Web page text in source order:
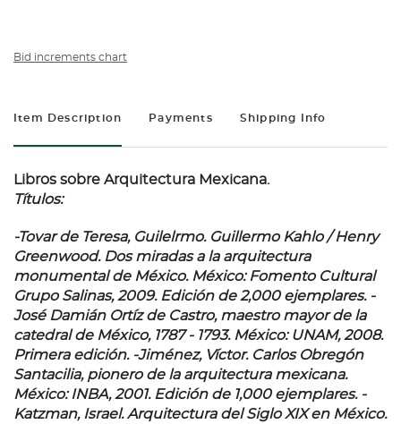
Bid increments chart
Item Description Payments Shipping Info
Libros sobre Arquitectura Mexicana.
Títulos:
-Tovar de Teresa, Guilelrmo. Guillermo Kahlo / Henry
Greenwood. Dos miradas a la arquitectura
monumental de México. México: Fomento Cultural
Grupo Salinas, 2009. Edición de 2,000 ejemplares. -
José Damián Ortíz de Castro, maestro mayor de la
catedral de México, 1787 - 1793. México: UNAM, 2008.
Primera edición. -Jiménez, Víctor. Carlos Obregón
Santacilia, pionero de la arquitectura mexicana.
México: INBA, 2001. Edición de 1,000 ejemplares. -
Katzman, Israel. Arquitectura del Siglo XIX en México.